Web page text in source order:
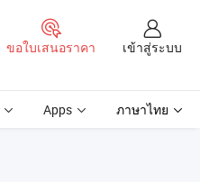
ขอใบเสนอราคา เข้าสู่ระบบ
Apps ภาษาไทย